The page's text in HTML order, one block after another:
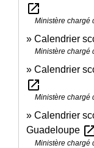
open_in_new
Ministère chargé
Calendrier
Ministère chargé
Calendrier
open_in_new
Ministère chargé
Calendrier
Guadeloupe
Ministère chargé